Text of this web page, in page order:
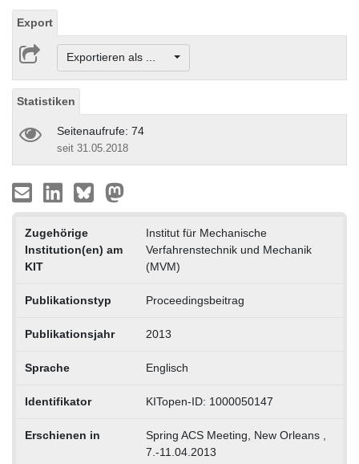
Export
Exportieren als ...
Statistiken
Seitenaufrufe: 74
seit 31.05.2018
Zugehörige
Institution(en) am
KIT
Institut für Mechanische
Verfahrenstechnik und Mechanik
(MVM)
Publikationstyp Proceedingsbeitrag
Publikationsjahr 2013
Sprache Englisch
Identifikator KITopen-ID: 1000050147
Erschienen in
Spring ACS Meeting, New Orleans ,
7.-11.04.2013